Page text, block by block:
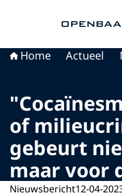
Home Actueel
of
gebeurt
maar voor
Nieuwsbericht12-04-